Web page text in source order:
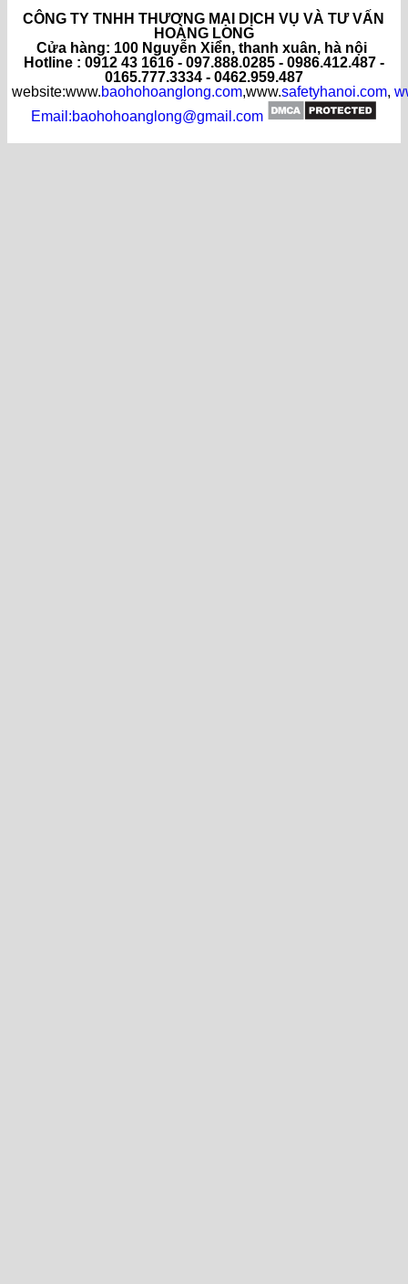
CÔNG TY TNHH THƯƠNG MẠI DỊCH VỤ VÀ TƯ VẤN
HOÀNG LONG
Cửa hàng: 100 Nguyễn Xiển, thanh xuân, hà nội
Hotline : 0912 43 1616 - 097.888.0285 - 0986.412.487 -
0165.777.3334 - 0462.959.487
website:www.baohohoanglong.com,www.safetyhanoi.com,
Email:baohohoanglong@gmail.com